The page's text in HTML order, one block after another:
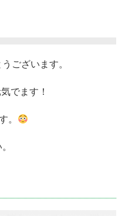
ございます。
でます！
。